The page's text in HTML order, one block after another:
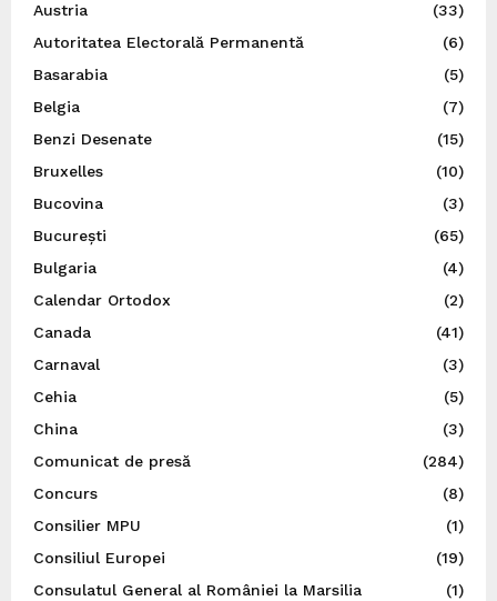
Austria
(33)
Autoritatea Electorală Permanentă
(6)
Basarabia
(5)
Belgia
(7)
Benzi Desenate
(15)
Bruxelles
(10)
Bucovina
(3)
București
(65)
Bulgaria
(4)
Calendar Ortodox
(2)
Canada
(41)
Carnaval
(3)
Cehia
(5)
China
(3)
Comunicat de presă
(284)
Concurs
(8)
Consilier MPU
(1)
Consiliul Europei
(19)
Consulatul General al României la Marsilia
(1)